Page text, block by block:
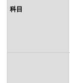
科目